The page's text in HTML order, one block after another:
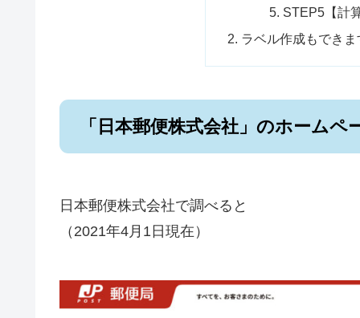
STEP5【計
ラベル作成もできま
「日本郵便株式会社」のホームペ
日本郵便株式会社で調べると
（2021年4月1日現在）